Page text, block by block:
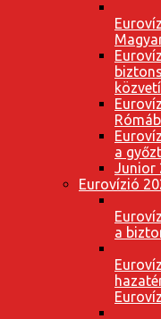
a
Junior
Eurovízió
a